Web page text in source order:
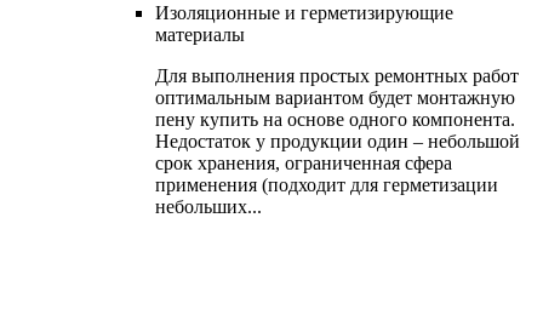
Изоляционные и герметизирующие
материалы
Для выполнения простых ремонтных работ
оптимальным вариантом будет монтажную
пену купить на основе одного компонента.
Недостаток у продукции один – небольшой
срок хранения, ограниченная сфера
применения (подходит для герметизации
небольших...